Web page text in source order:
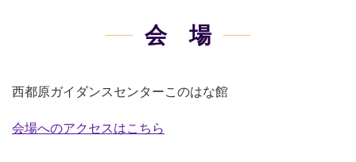
会 場
西都原ガイダンスセンターこのはな館
会場へのアクセスはこちら